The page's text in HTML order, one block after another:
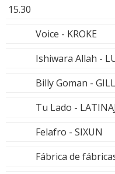
15.30
Voice - KROKE
Ishiwara Allah -
Billy Goman -
Tu Lado -
Felafro - SIXUN
Fábrica de